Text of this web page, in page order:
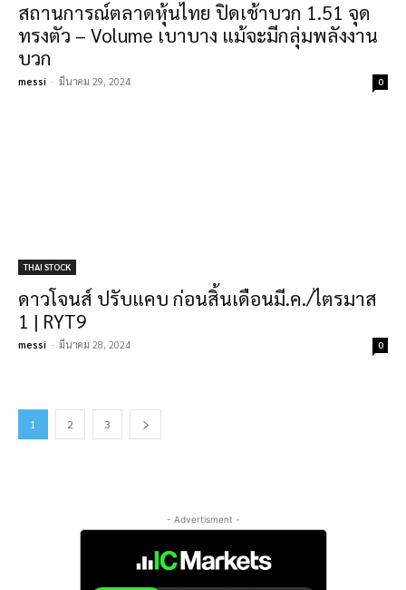
สถานการณ์ตลาดหุ้นไทย ปิดเช้าบวก 1.51 จุด
ทรงตัว – Volume เบาบาง แม้จะมีกลุ่มพลังงาน
บวก
messi - มีนาคม 29, 2024 0
THAI STOCK
ดาวโจนส์ ปรับแคบ ก่อนสิ้นเดือนมี.ค./ไตรมาส
1 | RYT9
messi - มีนาคม 28, 2024 0
1 2 3
- Advertisment -